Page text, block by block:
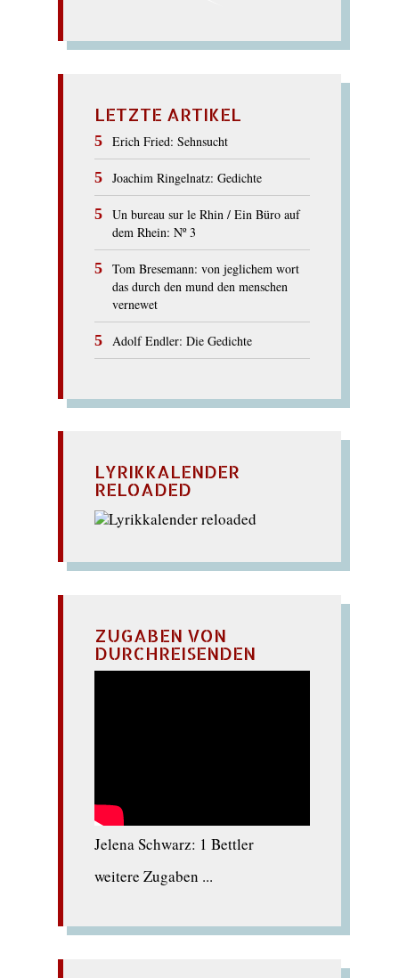
LETZTE ARTIKEL
Erich Fried: Sehnsucht
Joachim Ringelnatz: Gedichte
Un bureau sur le Rhin / Ein Büro auf
dem Rhein: Nº 3
Tom Bresemann: von jeglichem wort
das durch den mund den menschen
vernewet
Adolf Endler: Die Gedichte
LYRIKKALENDER
RELOADED
ZUGABEN VON
DURCHREISENDEN
Jelena Schwarz: 1 Bettler
weitere Zugaben ...